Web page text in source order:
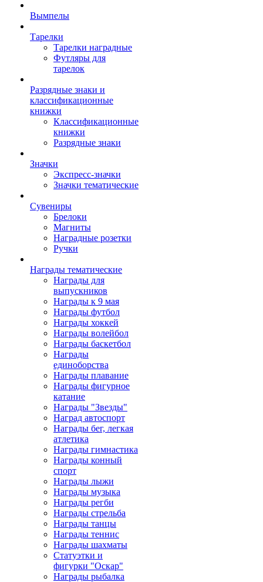
Вымпелы
Тарелки
Тарелки наградные
Футляры для
тарелок
Разрядные знаки и
классификационные
книжки
Классификационные
книжки
Разрядные знаки
Значки
Экспресс-значки
Значки тематические
Сувениры
Брелоки
Магниты
Наградные розетки
Ручки
Награды тематические
Награды для
выпускников
Награды к 9 мая
Награды футбол
Награды хоккей
Награды волейбол
Награды баскетбол
Награды
единоборства
Награды плавание
Награды фигурное
катание
Награды "Звезды"
Наград автоспорт
Награды бег, легкая
атлетика
Награды гимнастика
Награды конный
спорт
Награды лыжи
Награды музыка
Награды регби
Награды стрельба
Награды танцы
Награды теннис
Награды шахматы
Статуэтки и
фигурки "Оскар"
Награды рыбалка